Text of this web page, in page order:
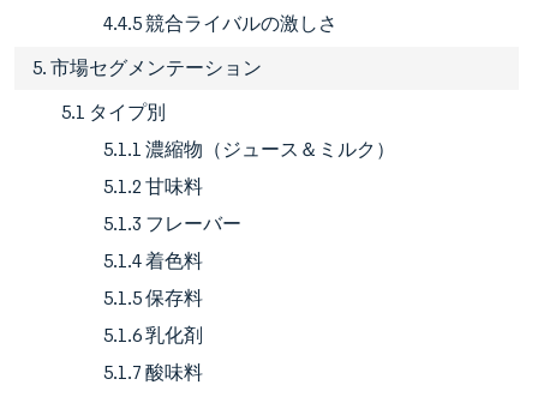
4.4.5 競合ライバルの激しさ
5. 市場セグメンテーション
5.1 タイプ別
5.1.1 濃縮物（ジュース＆ミルク）
5.1.2 甘味料
5.1.3 フレーバー
5.1.4 着色料
5.1.5 保存料
5.1.6 乳化剤
5.1.7 酸味料